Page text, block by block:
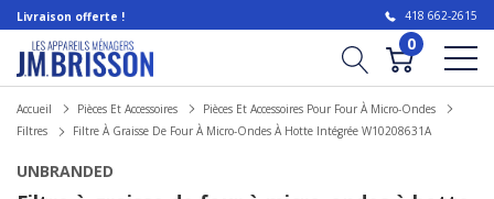
Livraison offerte ! 418 662-2615
0
Accueil Pièces Et Accessoires
Pièces Et Accessoires Pour Four À Micro-Ondes
Filtres
Filtre À Graisse De Four À Micro-Ondes À Hotte Intégrée W10208631A
UNBRANDED